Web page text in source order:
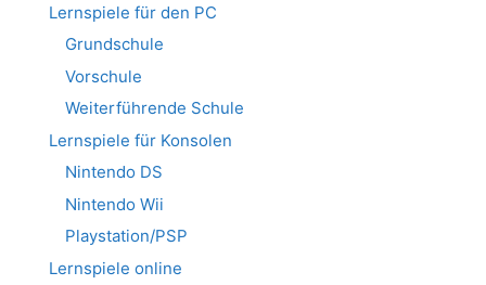
Lernspiele für den PC
Grundschule
Vorschule
Weiterführende Schule
Lernspiele für Konsolen
Nintendo DS
Nintendo Wii
Playstation/PSP
Lernspiele online